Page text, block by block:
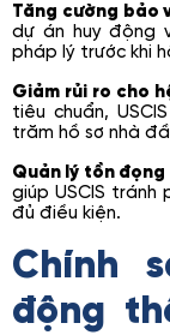
Tăng cường bảo
dự án huy động
pháp lý trước khi
Giảm rủi ro cho
tiêu chuẩn,
trăm hồ sơ nhà
Quản lý tồn
giúp USCIS tránh
đủ điều kiện.
Chính
động